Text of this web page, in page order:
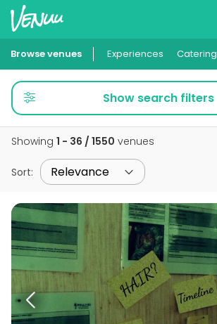
Wish lists
Log in
English
Browse venues Experiences Catering
Show search filters
Showing 1 - 36 / 1550 venues
Sort: